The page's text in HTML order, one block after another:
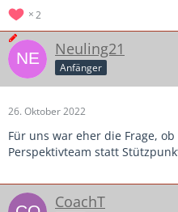
2
Neuling21
Anfänger
26. Oktober 2022
Für uns war eher die Frage,
Perspektivteam statt
CoachT